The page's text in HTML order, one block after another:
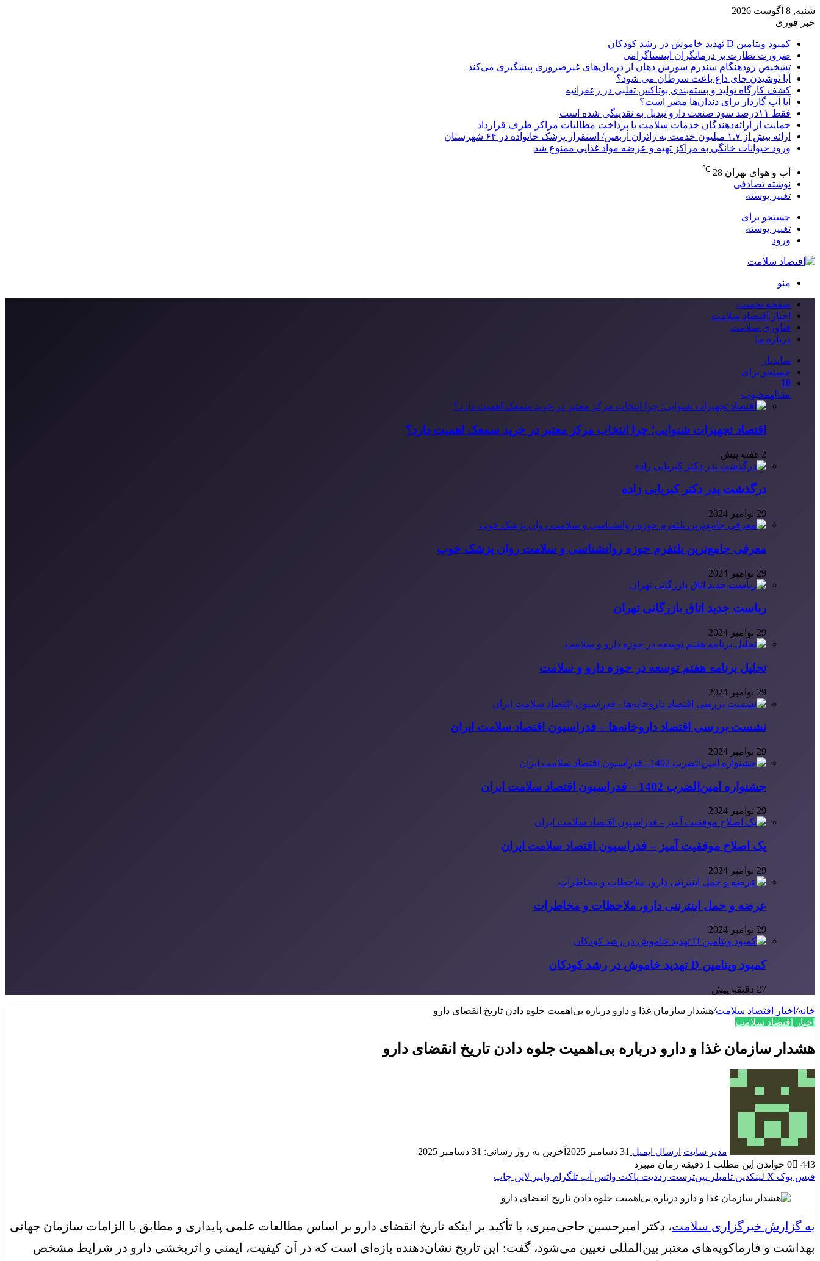
شنبه, 8 آگوست 2026
خبر فوری
کمبود ویتامین D تهدید خاموش در رشد کودکان
ضرورت نظارت بر درمانگران اینستاگرامی
تشخیص زودهنگام سندرم سوزش دهان از درمان‌های غیرضروری پیشگیری می‌کند
آیا نوشیدن چای داغ باعث سرطان می شود؟
کشف کارگاه تولید و بسته‌بندی بوتاکس تقلبی در زعفرانیه
آیا آب گازدار برای دندان‌ها مضر است؟
فقط ۱۱‌درصد سود صنعت دارو تبدیل به نقدینگی شده است
حمایت از ارائه‌دهندگان خدمات سلامت با پرداخت مطالبات مراکز طرف قرارداد
ارائه بیش از ۱.۷ میلیون خدمت به زائران اربعین/ استقرار پزشک خانواده در ۶۴ شهرستان
ورود حیوانات خانگی به مراکز تهیه و عرضه مواد غذایی ممنوع شد
آب و هوای تهران 28
℃
نوشته تصادفی
تغییر پوسته
جستجو برای
تغییر پوسته
ورود
منو
صفحه نخست
اخبار اقتصاد سلامت
فناوری سلامت
درباره ما
سایدبار
جستجو برای
10
مقالهمحبوب
اقتصاد تجهیزات شنوایی؛ چرا انتخاب مرکز معتبر در خرید سمعک اهمیت دارد؟
2 هفته پیش
درگذشت پدر دکتر کبریایی زاده
29 نوامبر 2024
معرفی جامع‌ترین پلتفرم حوزه روانشناسی و سلامت روان پزشک خوب
29 نوامبر 2024
ریاست جدید اتاق بازرگانی تهران
29 نوامبر 2024
تحلیل برنامه هفتم توسعه در حوزه دارو و سلامت
29 نوامبر 2024
نشست بررسی اقتصاد داروخانه‌ها – فدراسیون اقتصاد سلامت ایران
29 نوامبر 2024
جشنواره امین‌الضرب 1402 – فدراسیون اقتصاد سلامت ایران
29 نوامبر 2024
یک اصلاح موفقیت آمیز – فدراسیون اقتصاد سلامت ایران
29 نوامبر 2024
عرضه و حمل اینترنتی دارو، ملاحظات و مخاطرات
29 نوامبر 2024
کمبود ویتامین D تهدید خاموش در رشد کودکان
27 دقیقه پیش
خانه/ اخبار اقتصاد سلامت/هشدار سازمان غذا و دارو درباره بی‌اهمیت جلوه دادن تاریخ انقضای دارو
اخبار اقتصاد سلامت
هشدار سازمان غذا و دارو درباره بی‌اهمیت جلوه دادن تاریخ انقضای دارو
مدیر سایت ارسال ایمیل 31 دسامبر 2025
آخرین به روز رسانی: 31 دسامبر 2025
0
443
خواندن این مطلب 1 دقیقه زمان میبرد
فیس بوک X لینکدین ‫تامبلر ‫پین‌ترست ‫رددیت پاکت واتس آپ تلگرام وایبر لاین چاپ
به گزارش خبرگزاری سلامت، دکتر امیرحسین حاجی‌میری، با تأکید بر اینکه تاریخ انقضای دارو بر اساس مطالعات علمی پایداری و مطابق با الزامات سازمان جهانی
بهداشت و فارماکوپه‌های معتبر بین‌المللی تعیین می‌شود، گفت: این تاریخ نشان‌دهنده بازه‌ای است که در آن کیفیت، ایمنی و اثربخشی دارو در شرایط مشخص